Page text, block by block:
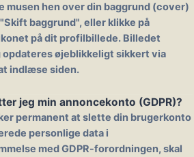
musen hen over din baggrund (cover)
baggrund", eller klikke på
på dit profilbillede. Billedet
opdateres øjeblikkeligt sikkert via
indlæse siden.
jeg min annoncekonto (GDPR)?
permanent at slette din brugerkonto
personlige data i
med GDPR-forordningen, skal